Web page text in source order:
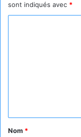
sont indiqués avec *
a
Nom *